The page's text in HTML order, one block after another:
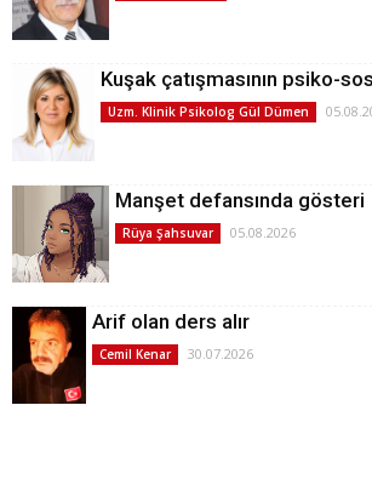
Kuşak çatışmasının psiko-
Uzm. Klinik Psikolog Gül Dümen
Manşet defansında gösteri
Rüya Şahsuvar 05.08.2026
Arif olan ders alır
Cemil Kenar 30.07.2026